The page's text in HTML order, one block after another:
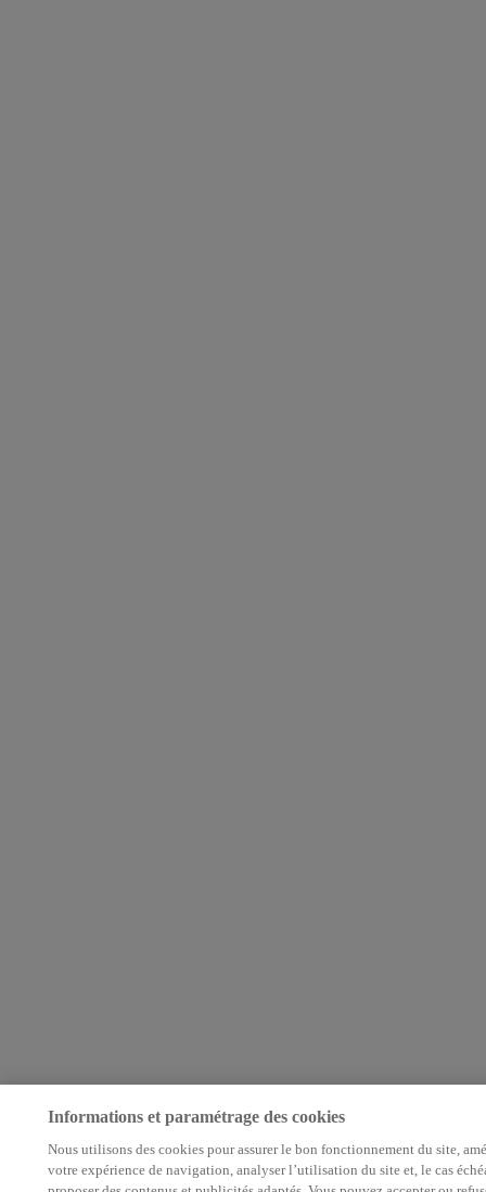
Informations et paramétrage des cookies
Nous utilisons des cookies pour assurer le bon fonctionnement du site,
votre expérience de navigation, analyser l’utilisation du site et, le cas